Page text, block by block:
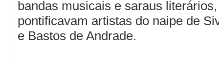
bandas musicais e saraus
pontificavam artistas do naipe de
e Bastos de Andrade.